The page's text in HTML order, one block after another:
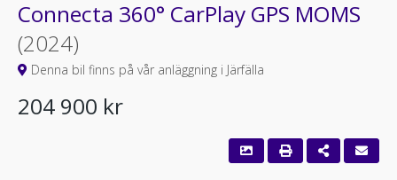
Connecta 360° CarPlay GPS MOMS
(2024)
Denna bil finns på vår anläggning i Järfälla
204 900 kr